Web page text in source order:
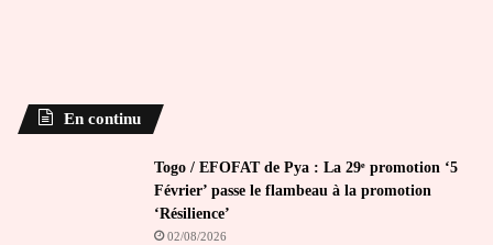
En continu
Togo / EFOFAT de Pya : La 29ᵉ promotion ‘5
Février’ passe le flambeau à la promotion
‘Résilience’
02/08/2026